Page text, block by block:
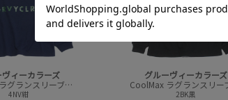
ィーカラーズ
CoolMax ラグランスリーブ L/S TEE
4NV紺
グルーヴィーカラーズ
2BK黒